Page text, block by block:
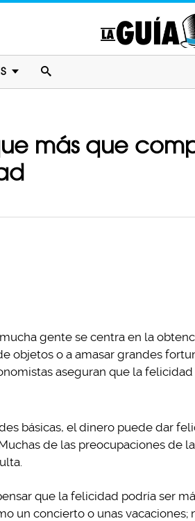
más que
gente se centra en la
objetos o a amasar grandes
aseguran que la
básicas, el dinero puede dar
de las preocupaciones de
que la felicidad podría ser
un concierto o unas vacaciones;